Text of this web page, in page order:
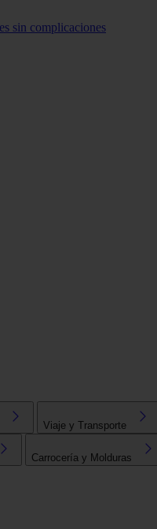
sin complicaciones
Viaje y Transporte
Carrocería y Molduras